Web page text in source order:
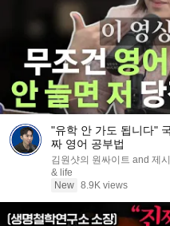
"유학 안 가도 됩니다"
짜 영어 공부법
김원샷의 원싸이트 and 제
& life
New 8.9K views